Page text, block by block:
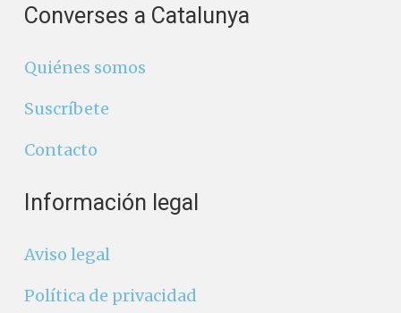
Converses a Catalunya
Quiénes somos
Suscríbete
Contacto
Información legal
Aviso legal
Política de privacidad